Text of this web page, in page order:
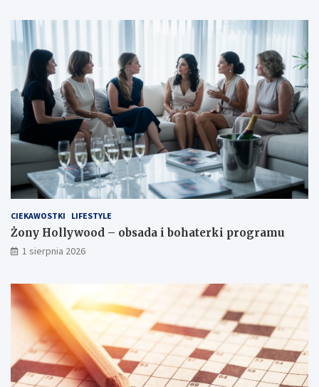
CIEKAWOSTKI LIFESTYLE
Żony Hollywood – obsada i bohaterki programu
1 sierpnia 2026